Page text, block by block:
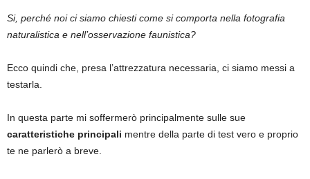
Si, perché noi ci siamo chiesti come si comporta nella fotografia
naturalistica e nell’osservazione faunistica?
Ecco quindi che, presa l’attrezzatura necessaria, ci siamo messi a
testarla.
In questa parte mi soffermerò principalmente sulle sue
caratteristiche principali mentre della parte di test vero e proprio
te ne parlerò a breve.